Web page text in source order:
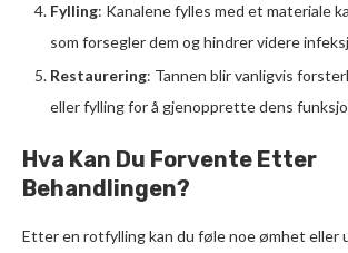
Fylling: Kanalene fylles med et materiale
som forsegler dem og hindrer videre
Restaurering: Tannen blir vanligvis
eller fylling for å gjenopprette dens
Hva Kan Du Forvente Etter
Behandlingen?
Etter en rotfylling kan du føle noe ømhet eller